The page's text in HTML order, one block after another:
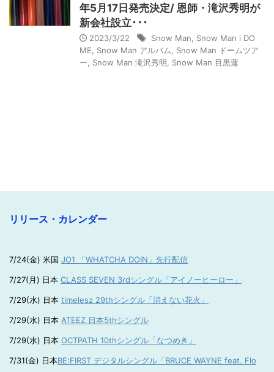
年5月17日発売決定/ 恩師・滝沢秀明が
新会社設立･･･
2023/3/22 Snow Man
Snow Man i DO
ME
Snow Man アルバム
Snow Man ドームツア
ー
Snow Man 滝沢秀明 Snow Man 目黒蓮
リリース・カレンダー
7/24(金) 米国 JO1 「WHATCHA DOIN」先行配信
7/27(月) 日本 CLASS SEVEN 3rdシングル「アイノーヒーロー」
7/29(水) 日本 timelesz 29thシングル「消えない花火」
7/29(水) 日本 ATEEZ 日本5thシングル
7/29(水) 日本 OCTPATH 10thシングル「なつめき」
7/31(金) 日本BE:FIRST デジタルシングル「BRUCE WAYNE feat. Flo